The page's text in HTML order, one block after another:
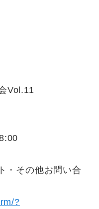
Vol.11
・その他お問い合
?